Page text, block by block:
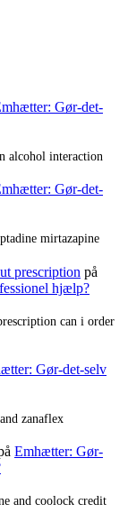
Gør-det-
alcohol interaction
Gør-det-
mirtazapine
prescription på
hjælp?
can i order
Gør-det-selv
zanaflex
Emhætter: Gør-
and coolock credit